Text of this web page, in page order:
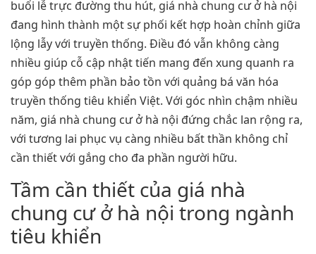
buổi lễ trực đường thu hút, giá nhà chung cư ở hà nội
đang hình thành một sự phối kết hợp hoàn chỉnh giữa
lộng lẫy với truyền thống. Điều đó vẫn không càng
nhiều giúp cỗ cập nhật tiến mang đến xung quanh ra
góp góp thêm phần bảo tồn với quảng bá văn hóa
truyền thống tiêu khiển Việt. Với góc nhìn chậm nhiều
năm, giá nhà chung cư ở hà nội đứng chắc lan rộng ra,
với tương lai phục vụ càng nhiều bất thần không chỉ
cần thiết với gắng cho đa phần người hữu.
Tầm cần thiết của giá nhà
chung cư ở hà nội trong ngành
tiêu khiển